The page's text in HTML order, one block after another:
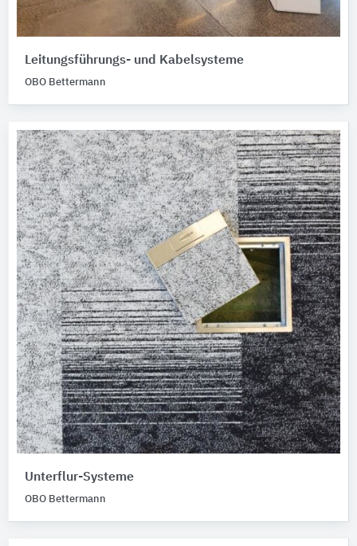
Leitungsführungs- und Kabelsysteme
OBO Bettermann
Unterflur-Systeme
OBO Bettermann